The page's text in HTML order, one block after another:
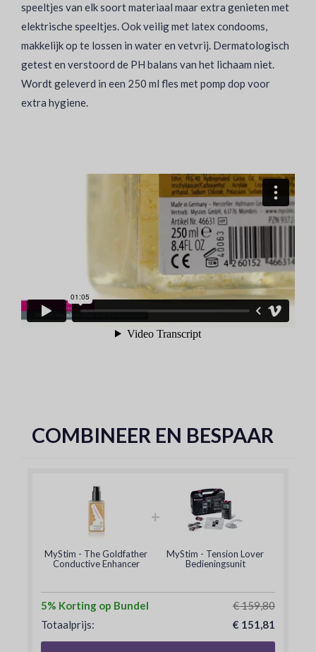
speeltjes van elk soort materiaal maar extra genieten met
elektrische speeltjes. Ook veilig met latex condooms,
makkelijk op te lossen in water en vetvrij. Dermatologisch
getest en verstoord de PH balans van het lichaam niet.
Wordt geleverd in een 250 ml fles met pomp dop voor
extra hygiene.
COMBINEER EN BESPAAR
MyStim - The Goldfather
Conductive Enhancer
+
MyStim - Tension Lover
Bedieningsunit
5% Korting op Bundel
Totaalprijs:
€ 159,80
€ 151,81